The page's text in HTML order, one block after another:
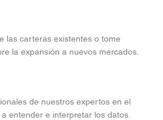
las carteras existentes o tome
la expansión a nuevos mercados.
de nuestros expertos en el
entender e interpretar los datos.